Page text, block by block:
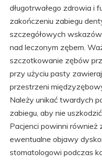
długotrwałego zdrowia i
zakończeniu zabiegu
szczegółowych
nad leczonym zębem.
szczotkowanie zębów
przy użyciu pasty
przestrzeni
Należy unikać twardych
zabiegu, aby nie
Pacjenci powinni również
ewentualne objawy
stomatologowi podczas